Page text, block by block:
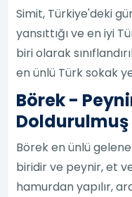
Simit, Türkiye'deki
yansıttığı ve en iyi
biri olarak
en ünlü Türk sokak
Börek -
Doldurulmuş
Börek en ünlü
biridir ve peynir, et
hamurdan yapılır,